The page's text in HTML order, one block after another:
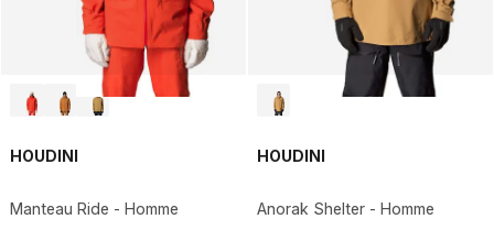
HOUDINI
Manteau Ride - Homme
HOUDINI
Anorak Shelter - Homme